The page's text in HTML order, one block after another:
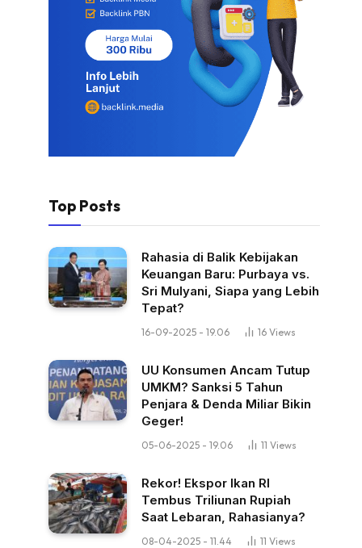
Top Posts
Rahasia di Balik Kebijakan
Keuangan Baru: Purbaya vs.
Sri Mulyani, Siapa yang Lebih
Tepat?
16-09-2025 - 19.06 16 Views
UU Konsumen Ancam Tutup
UMKM? Sanksi 5 Tahun
Penjara & Denda Miliar Bikin
Geger!
05-06-2025 - 19.06 11 Views
Rekor! Ekspor Ikan RI
Tembus Triliunan Rupiah
Saat Lebaran, Rahasianya?
08-04-2025 - 11.44 11 Views